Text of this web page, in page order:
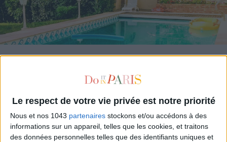
Le respect de votre vie privée est notre priorité
Nous et nos 1043 partenaires stockons et/ou accédons à des
informations sur un appareil, telles que les cookies, et traitons
des données personnelles telles que des identifiants uniques et